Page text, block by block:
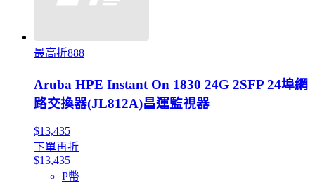
最高折888
Aruba HPE Instant On 1830 24G 2SFP 24埠網
路交換器(JL812A)昌運監視器
$13,435
下單再折
$13,435
P幣